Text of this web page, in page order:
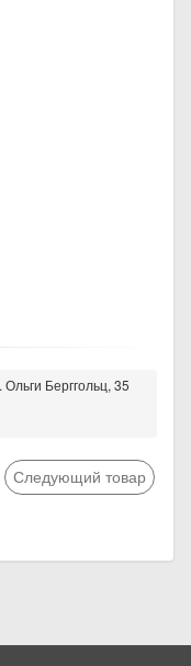
Берггольц, 35
Следующий товар